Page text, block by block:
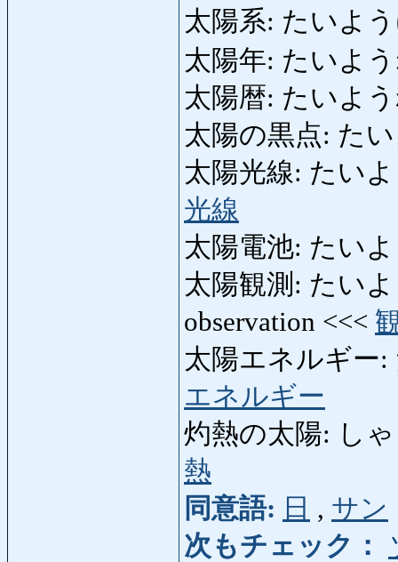
太陽系: たいよ
太陽年: たいよ
太陽暦: たいよ
太陽の黒点: た
太陽光線: たいよ
光線
太陽電池: たい
太陽観測: たい
observation <<<
太陽エネルギー:
エネルギー
灼熱の太陽: し
熱
同意語: 日 , サン
次もチェック：